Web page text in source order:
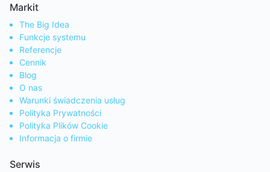
Markit
The Big Idea
Funkcje systemu
Referencje
Cennik
Blog
O nas
Warunki świadczenia usług
Polityka Prywatności
Polityka Plików Cookie
Informacja o firmie
Serwis